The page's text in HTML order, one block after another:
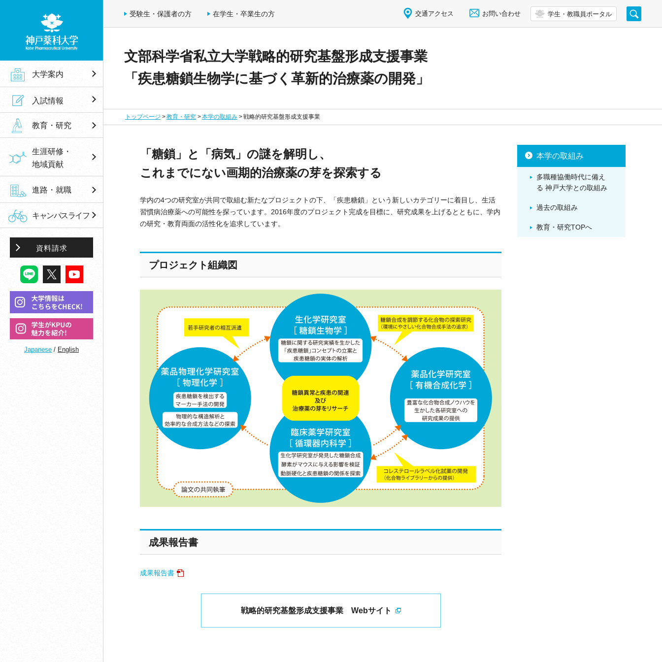
文部科学省私立大学戦略的研究基盤形成支援事業
「疾患糖鎖生物学に基づく革新的治療薬の開発」
トップページ 教育・研究 本学の取組み 戦略的研究基盤形成支援事業
「糖鎖」と「病気」の謎を解明し、
これまでにない画期的治療薬の芽を探索する
学内の4つの研究室が共同で取組む新たなプロジェクトの下、「疾患糖鎖」という新しいカテゴリーに着目し、生活
習慣病治療薬への可能性を探っています。2016年度のプロジェクト完成を目標に、研究成果を上げるとともに、学内
の研究・教育両面の活性化を追求しています。
プロジェクト組織図
成果報告書
成果報告書
戦略的研究基盤形成支援事業 Webサイト
本学の取組み
多職種協働時代に備え
る 神戸大学との取組み
過去の取組み
教育・研究TOPへ
神戸薬科大学
大学案内
入試情報
教育・研究
生涯研修・
地域貢献
進路・就職
キャンパスライフ
資料請求
Japanese / English
受験生・保護者の方 在学生・卒業生の方 交通アクセス お問い合わせ 学生・教職員ポータル